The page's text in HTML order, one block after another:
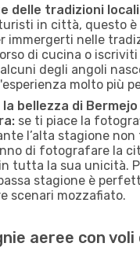
delle tradizioni locali
in città, questo è
immergerti nelle
di cucina o
degli angoli
molto più
bellezza di
se ti piace la
l’alta stagione non
di fotografare la
tutta la sua unicità.
stagione è
scenari mozzafiato.
aeree con